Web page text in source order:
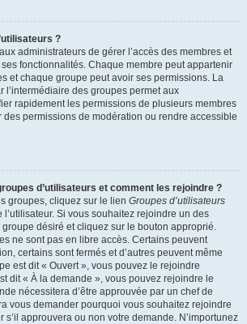
?
administrateurs de gérer l’accès des membres et
fonctionnalités. Chaque membre peut appartenir
et chaque groupe peut avoir ses permissions. La
l’intermédiaire des groupes permet aux
rapidement les permissions de plusieurs membres
des permissions de modération ou rendre accessible
d’utilisateurs et comment les rejoindre ?
groupes, cliquez sur le lien Groupes d’utilisateurs
Si vous souhaitez rejoindre un des
désiré et cliquez sur le bouton approprié.
ne sont pas en libre accès. Certains peuvent
certains sont fermés et d’autres peuvent même
est dit « Ouvert », vous pouvez le rejoindre
dit « À la demande », vous pouvez rejoindre le
nécessitera d’être approuvée par un chef de
vous demander pourquoi vous souhaitez rejoindre
s’il approuvera ou non votre demande. N’importunez